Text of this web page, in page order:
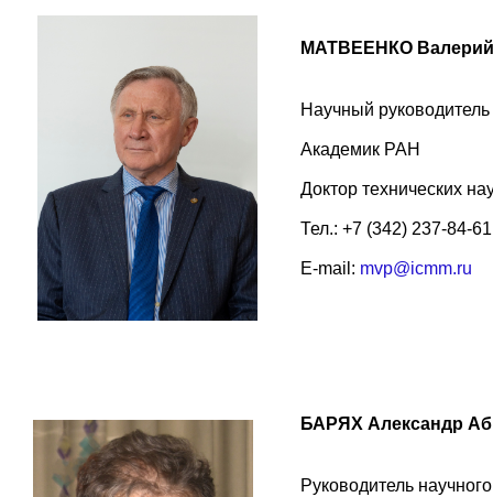
МАТВЕЕНКО
Научный
Академик РАН
Доктор технических
Тел.: +7 (342) 237-84-
E-mail: mvp@icmm.ru
БАРЯХ Александр
Руководитель